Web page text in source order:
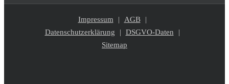
Impressum
AGB
Datenschutzerklärung
DSGVO-Daten
Sitemap